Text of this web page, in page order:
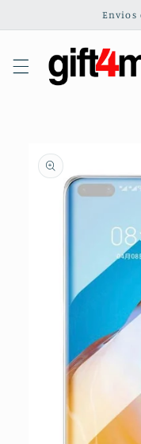
conteúdo
Envios
informação
do produto